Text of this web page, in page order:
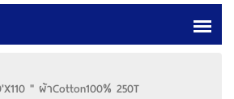
" ผ้าCotton100% 250T